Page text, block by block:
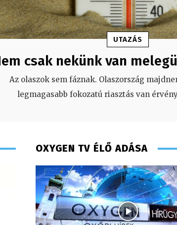
UTAZÁS
csak nekünk van
Az olaszok sem fáznak. Olaszország
legmagasabb fokozatú riasztás van
OXYGEN TV ÉLŐ ADÁSA